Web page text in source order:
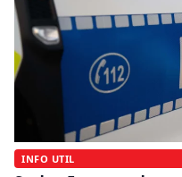
INFO UTIL